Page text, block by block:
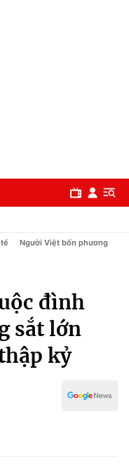
Người Việt bốn phương
đình
sắt lớn
kỷ